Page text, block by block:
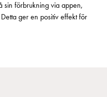
sin förbrukning via appen,
ger en positiv effekt för